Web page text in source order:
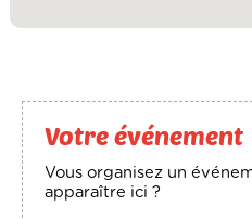
Votre événement
Vous organisez un
apparaître ici ?